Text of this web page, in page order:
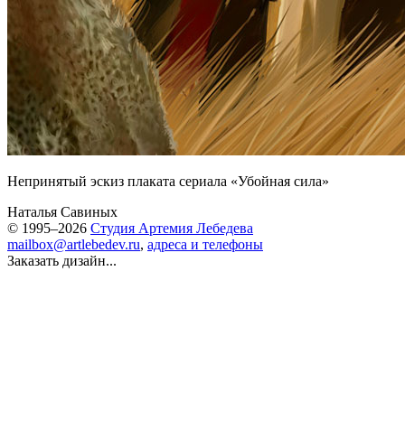
Непринятый эскиз плаката сериала «Убойная сила»
Наталья Савиных
© 1995–2026 Студия Артемия Лебедева
mailbox@artlebedev.ru, адреса и телефоны
Заказать дизайн...